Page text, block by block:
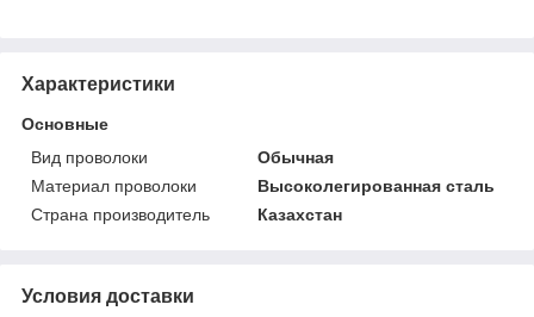
Характеристики
Основные
Вид проволоки
Обычная
Материал проволоки
Высоколегированная сталь
Страна производитель
Казахстан
Условия доставки